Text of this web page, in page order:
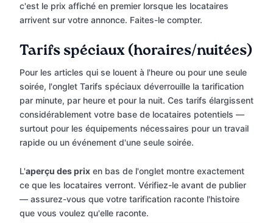
c'est le prix affiché en premier lorsque les locataires
arrivent sur votre annonce. Faites-le compter.
Tarifs spéciaux (horaires/nuitées)
Pour les articles qui se louent à l'heure ou pour une seule
soirée, l'onglet Tarifs spéciaux déverrouille la tarification
par minute, par heure et pour la nuit. Ces tarifs élargissent
considérablement votre base de locataires potentiels —
surtout pour les équipements nécessaires pour un travail
rapide ou un événement d'une seule soirée.
L'aperçu des prix en bas de l'onglet montre exactement
ce que les locataires verront. Vérifiez-le avant de publier
— assurez-vous que votre tarification raconte l'histoire
que vous voulez qu'elle raconte.